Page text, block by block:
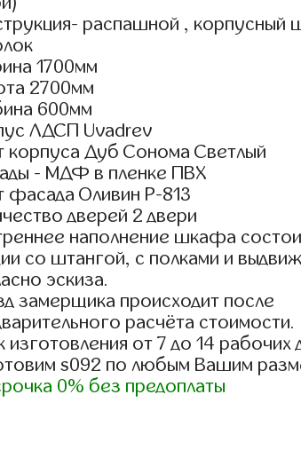
распашной , корпусный
1700мм
2700мм
600мм
ЛДСП Uvadrev
корпуса Дуб Сонома Светлый
- МДФ в пленке ПВХ
фасада Оливин Р-813
дверей 2 двери
наполнение шкафа
со штангой, с полками и
эскиза.
замерщика происходит после
расчёта стоимости.
изготовления от 7 до 14 рабочих
s092 по любым Вашим
0% без предоплаты